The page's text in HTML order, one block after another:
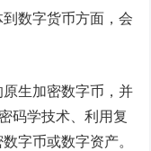
数字货币方面，会
生加密数字币，并
码学技术、利用复
字币或数字资产。